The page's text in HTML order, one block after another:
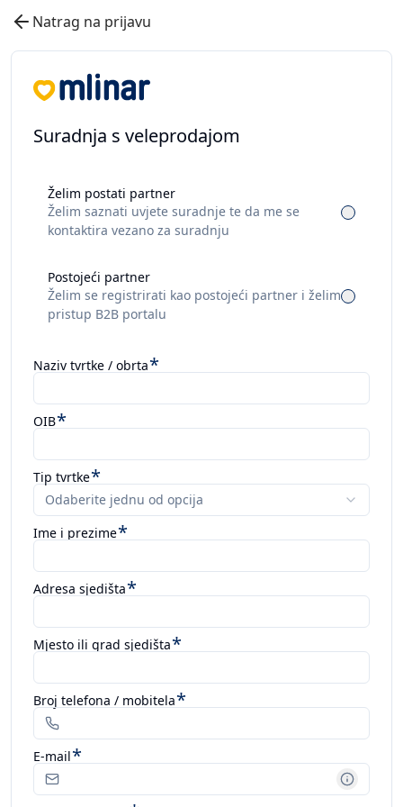
Natrag na prijavu
Suradnja s veleprodajom
Želim postati partner
Želim saznati uvjete suradnje te da me se
kontaktira vezano za suradnju
Postojeći partner
Želim se registrirati kao postojeći partner i želim
pristup B2B portalu
Naziv tvrtke / obrta*
OIB*
Tip tvrtke*
Odaberite jednu od opcija
Ime i prezime*
Adresa sjedišta*
Mjesto ili grad sjedišta*
Broj telefona / mobitela*
E-mail*